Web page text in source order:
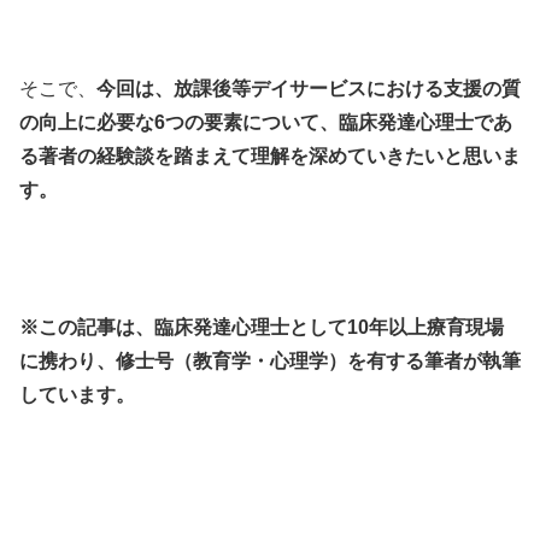
そこで、 今回は、放課後等デイサービスにおける支援の質
の向上に必要な6つの要素について、臨床発達心理士であ
る著者の経験談を踏まえて理解を深めていきたいと思いま
す。
※この記事は、臨床発達心理士として10年以上療育現場
に携わり、修士号（教育学・心理学）を有する筆者が執筆
しています。